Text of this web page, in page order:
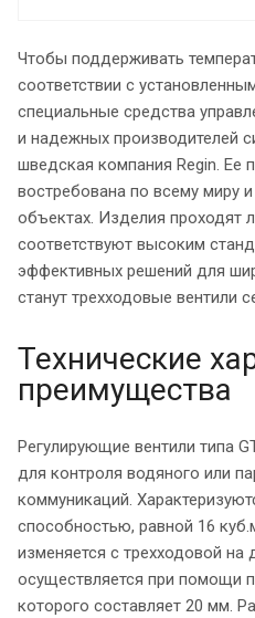
Чтобы поддерживать
соответствии с
специальные средства
и надежных производителей
шведская компания Regin. Ее
востребована по всему миру
объектах. Изделия проходят
соответствуют высоким
эффективных решений для
станут трехходовые вентили
Технические
преимущества
Регулирующие вентили типа
для контроля водяного или
коммуникаций.
способностью, равной 16
изменяется с трехходовой на
осуществляется при помощи
которого составляет 20 мм.